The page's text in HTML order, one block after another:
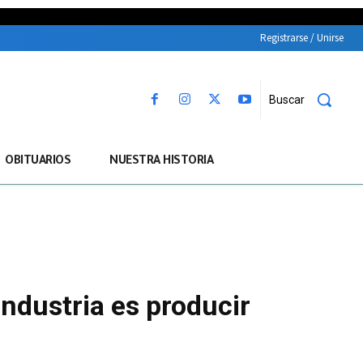
Registrarse / Unirse
Buscar
OBITUARIOS NUESTRA HISTORIA
es producir